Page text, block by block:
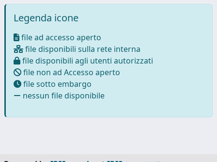
Legenda icone
file ad accesso aperto
file disponibili sulla rete interna
file disponibili agli utenti autorizzati
file non ad Accesso aperto
file sotto embargo
nessun file disponibile